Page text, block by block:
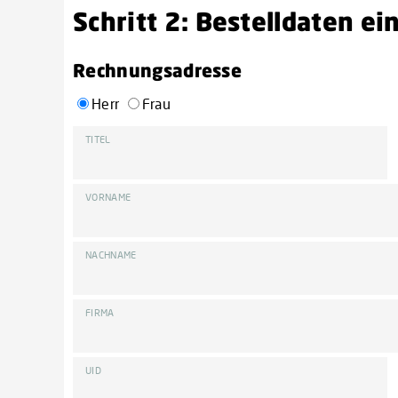
Schritt 2: Bestelldaten
Rechnungsadresse
Herr Frau
TITEL
VORNAME
NACHNAME
FIRMA
UID